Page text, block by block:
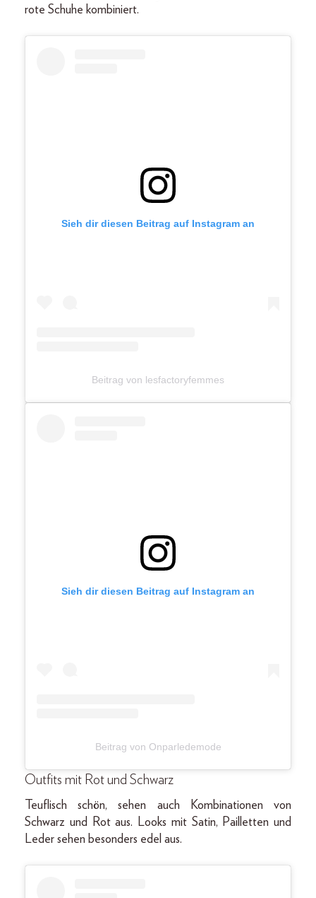
rote Schuhe kombiniert.
Sieh dir diesen Beitrag auf Instagram an
Beitrag von lesfactoryfemmes
Sieh dir diesen Beitrag auf Instagram an
Beitrag von Onparledemode
Outfits mit Rot und Schwarz
Teuflisch schön, sehen auch Kombinationen von
Schwarz und Rot aus. Looks mit Satin, Pailletten und
Leder sehen besonders edel aus.